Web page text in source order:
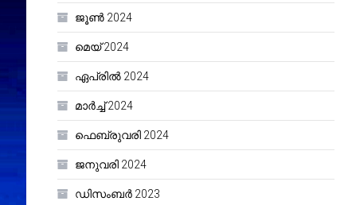
ജൂൺ 2024
മെയ്‌ 2024
ഏപ്രിൽ 2024
മാർച്ച്‌ 2024
ഫെബ്രുവരി 2024
ജനുവരി 2024
ഡിസംബർ 2023